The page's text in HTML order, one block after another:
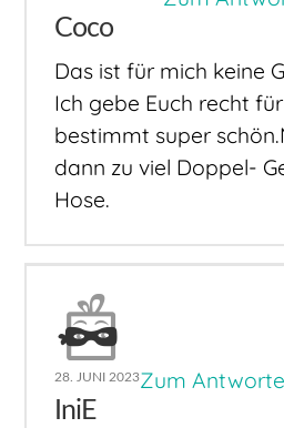
Coco
Das ist für mich keine
Ich gebe Euch recht
bestimmt super
dann zu viel Doppel-
Hose.
28. JUNI 2023Zum
IniE